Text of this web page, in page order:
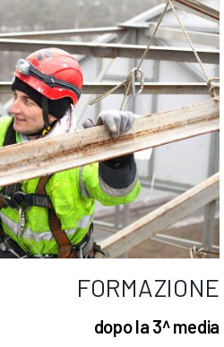
FORMAZIONE
dopo la 3^ media